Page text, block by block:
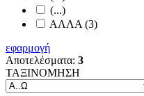
(...)
ΑΛΛΑ (3)
εφαρμογή
Αποτελέσματα: 3
ΤΑΞΙΝΟΜΗΣΗ